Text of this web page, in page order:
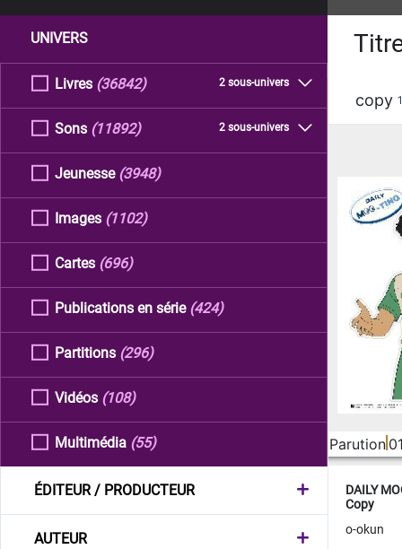
UNIVERS
Livres 2 sous-univers
(36842)
Sons 2 sous-univers
(11892)
Jeunesse (3948)
Images (1102)
Cartes (696)
Publications en série (424)
Partitions (296)
Vidéos (108)
Multimédia (55)
ÉDITEUR / PRODUCTEUR
AUTEUR
copy
Parution
DAILY
Copy
o-okun